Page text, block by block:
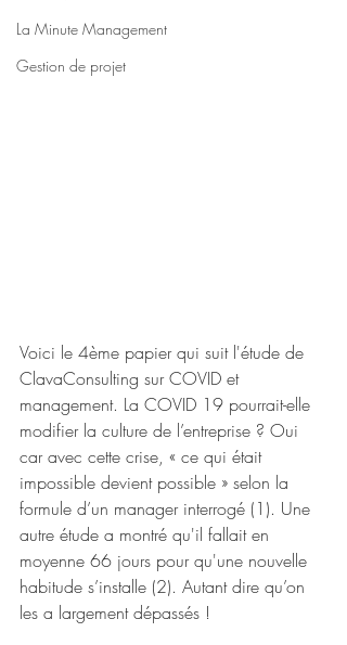
La Minute Management
Gestion de projet
Voici le 4ème papier qui suit l'étude de
ClavaConsulting sur COVID et
management. La COVID 19 pourrait-elle
modifier la culture de l’entreprise ? Oui
car avec cette crise, « ce qui était
impossible devient possible » selon la
formule d’un manager interrogé (1). Une
autre étude a montré qu'il fallait en
moyenne 66 jours pour qu'une nouvelle
habitude s’installe (2). Autant dire qu’on
les a largement dépassés !